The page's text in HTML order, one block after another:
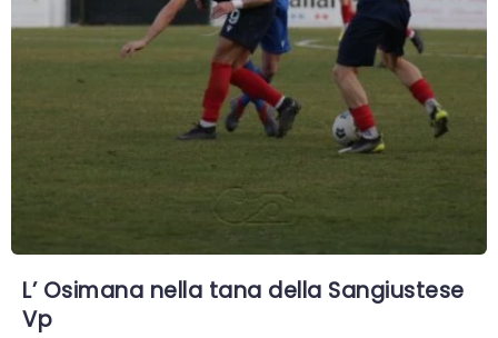
L’ Osimana nella tana della Sangiustese
Vp